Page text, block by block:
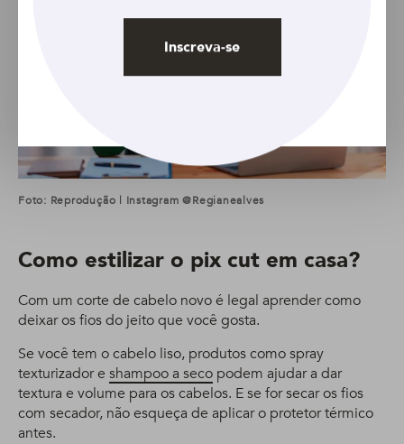
Foto: Reprodução | Instagram @regianealves
Como estilizar o pix cut em casa?
Com um corte de cabelo novo é legal aprender como
deixar os fios do jeito que você gosta.
Se você tem o cabelo liso, produtos como spray
texturizador e shampoo a seco podem ajudar a dar
textura e volume para os cabelos. E se for secar os fios
com secador, não esqueça de aplicar o protetor térmico
antes.
Inscreva-se